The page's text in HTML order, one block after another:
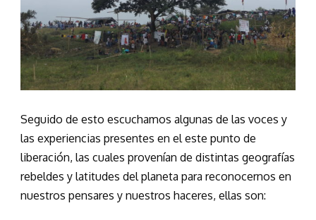
Seguido de esto escuchamos algunas de las voces y
las experiencias presentes en el este punto de
liberación, las cuales provenían de distintas geografías
rebeldes y latitudes del planeta para reconocernos en
nuestros pensares y nuestros haceres, ellas son: